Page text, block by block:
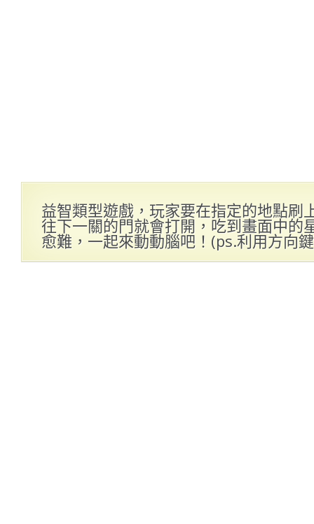
益智類型遊戲，玩家要在指定的地點刷
往下一關的門就會打開，吃到畫面中的
愈難，一起來動動腦吧！(ps.利用方向